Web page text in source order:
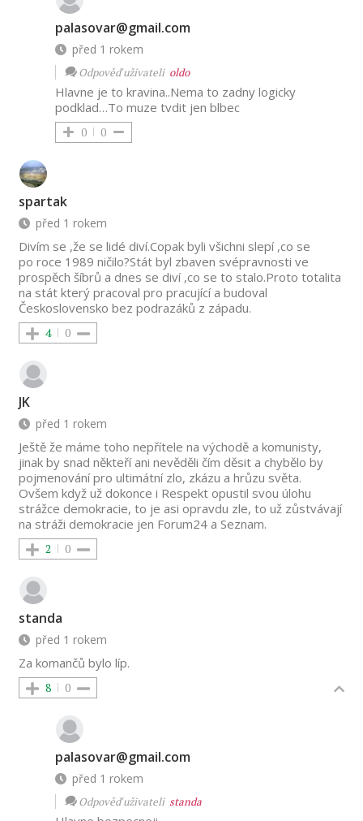
palasovar@gmail.com
před 1 rokem
Odpověď uživateli oldo
Hlavne je to kravina..Nema to zadny logicky
podklad…To muze tvdit jen blbec
0 0
spartak
před 1 rokem
Divím se ,že se lidé diví.Copak byli všichni slepí ,co se
po roce 1989 ničilo?Stát byl zbaven svépravnosti ve
prospěch šíbrů a dnes se diví ,co se to stalo.Proto totalita
na stát který pracoval pro pracující a budoval
Československo bez podrazáků z západu.
4 0
JK
před 1 rokem
Ještě že máme toho nepřítele na východě a komunisty,
jinak by snad někteří ani nevěděli čím děsit a chybělo by
pojmenování pro ultimátní zlo, zkázu a hrůzu světa.
Ovšem když už dokonce i Respekt opustil svou úlohu
strážce demokracie, to je asi opravdu zle, to už zůstvávají
na stráži demokracie jen Forum24 a Seznam.
2 0
standa
před 1 rokem
Za komančů bylo líp.
8 0
palasovar@gmail.com
před 1 rokem
Odpověď uživatelistanda